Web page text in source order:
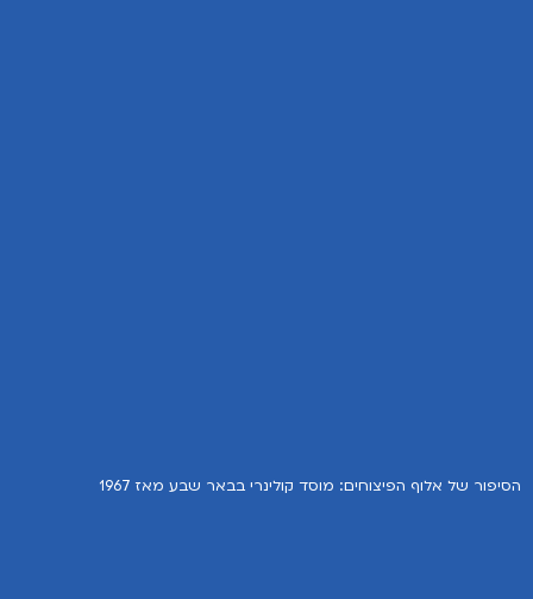
הסיפור של אלוף הפיצוחים: מוסד קולינרי בבאר שבע מאז 1967